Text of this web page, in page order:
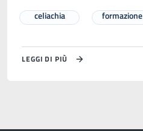
celiachia formazione
LEGGI DI PIÙ